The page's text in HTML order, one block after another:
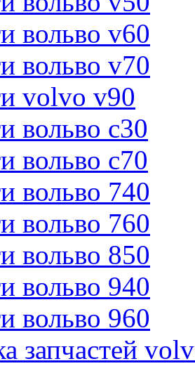
вольво v60
вольво v70
volvo v90
вольво c30
вольво c70
вольво 740
вольво 760
вольво 850
вольво 940
вольво 960
запчастей